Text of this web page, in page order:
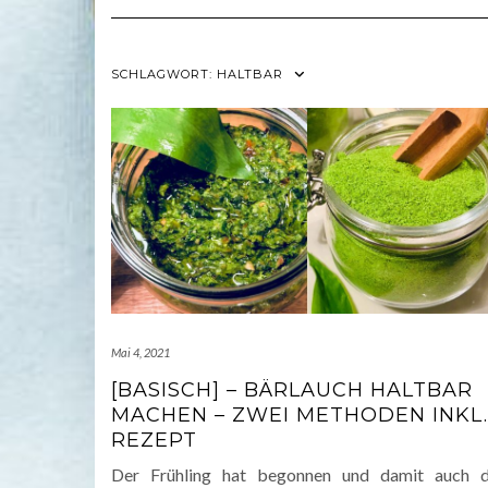
SCHLAGWORT: HALTBAR
Mai 4, 2021
[BASISCH] – BÄRLAUCH HALTBAR
MACHEN – ZWEI METHODEN INKL.
REZEPT
Der Frühling hat begonnen und damit auch